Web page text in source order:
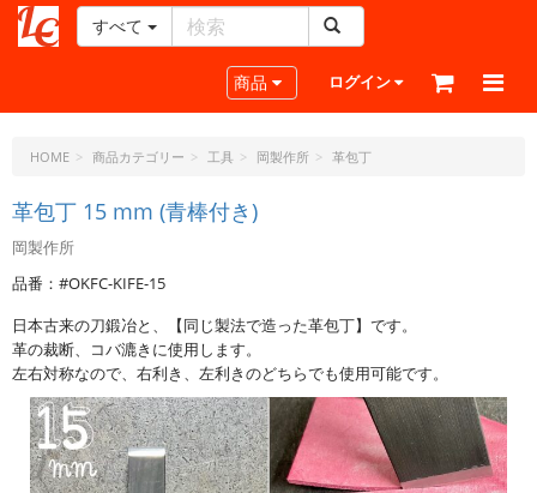
ー
ラ
ト・
ド
ッ
ト・
ジ
ェ
ー
ピ
ー
すべて
Toggle navigation
商品 ログイン
HOME 商品カテゴリー 工具 岡製作所 革包丁
革包丁 15 mm (青棒付き)
岡製作所
品番：#OKFC-KIFE-15
日本古来の刀鍛冶と、【同じ製法で造った革包丁】です。
革の裁断、コバ漉きに使用します。
左右対称なので、右利き、左利きのどちらでも使用可能です。